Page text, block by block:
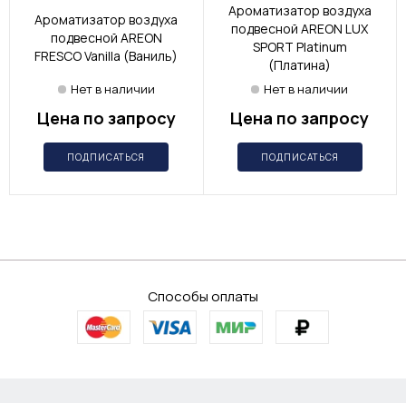
Ароматизатор воздуха
подвесной AREON
FRESCO Vanilla (Ваниль)
Нет в наличии
Цена по запросу
ПОДПИСАТЬСЯ
Ароматизатор воздуха
подвесной AREON LUX
SPORT Platinum
(Платина)
Нет в наличии
Цена по запросу
ПОДПИСАТЬСЯ
Способы оплаты